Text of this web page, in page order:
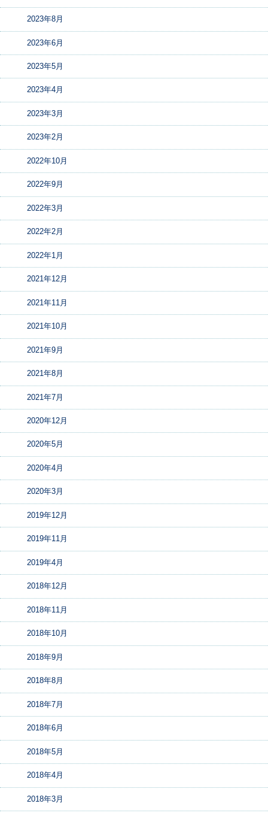
2023年8月
2023年6月
2023年5月
2023年4月
2023年3月
2023年2月
2022年10月
2022年9月
2022年3月
2022年2月
2022年1月
2021年12月
2021年11月
2021年10月
2021年9月
2021年8月
2021年7月
2020年12月
2020年5月
2020年4月
2020年3月
2019年12月
2019年11月
2019年4月
2018年12月
2018年11月
2018年10月
2018年9月
2018年8月
2018年7月
2018年6月
2018年5月
2018年4月
2018年3月